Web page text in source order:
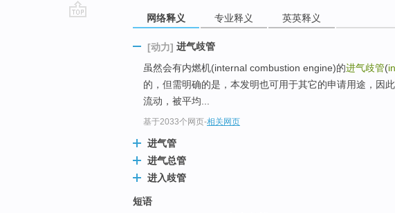
网络释义 专业释义 英英释义
[动力] 进气歧管
虽然会有内燃机(internal combustion engine)的进气歧管(
的，但需明确的是，本发明也可用于其它的申请用途，因
流动，被平均...
基于2033个网页-相关网页
进气管
进气总管
进入歧管
短语